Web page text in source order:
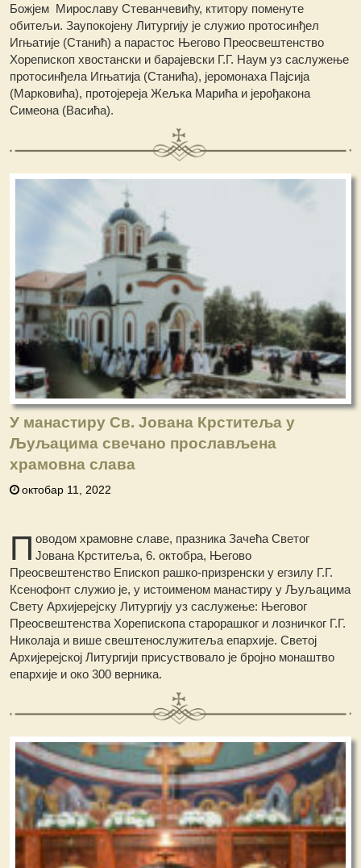
Божјем Мирославу Стеванчевићу, ктитору поменуте
обитељи. Заупокојену Литургију је служио протосинђел
Игњатије (Станић) а парастос Његово Преосвештенство
Хорепископ хвостански и барајевски Г.Г. Наум уз саслужење
протосинђела Игњатија (Станића), јеромонаха Пајсија
(Марковића), протојереја Жељка Марића и јерођакона
Симеона (Васића).
У манастиру Св. Јована Крститеља у
Љуљацима свечано прослављена
храмовна слава
октобар 11, 2022
П оводом храмовне славе, празника Зачећа Светог
Јована Крститеља, 6. октобра, Његово
Преосвештенство Епископ рашко-призренски у егзилу Г.Г.
Ксенофонт служио је, у истоименом манастиру у Љуљацима
Свету Архијерејску Литургију уз саслужење: Његовог
Преосвештенства Хорепископа старорашког и лозничког Г.Г.
Николаја и више свештенослужитеља епархије. Светој
Архијерејској Литургији присуствовало је бројно монаштво
епархије и око 300 верника.